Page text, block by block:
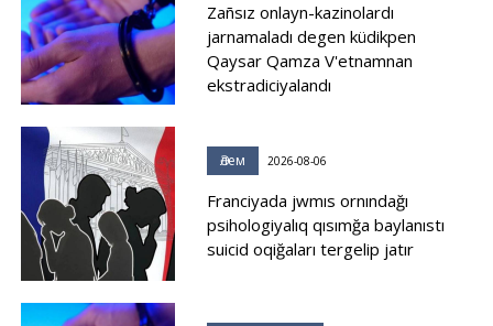
Zañsız onlayn-kazinolardı
jarnamaladı degen küdikpen
Qaysar Qamza V'etnamnan
ekstradiciyalandı
Әлем 2026-08-06
Franciyada jwmıs ornındağı
psihologiyalıq qısımğa baylanıstı
suicid oqiğaları tergelip jatır